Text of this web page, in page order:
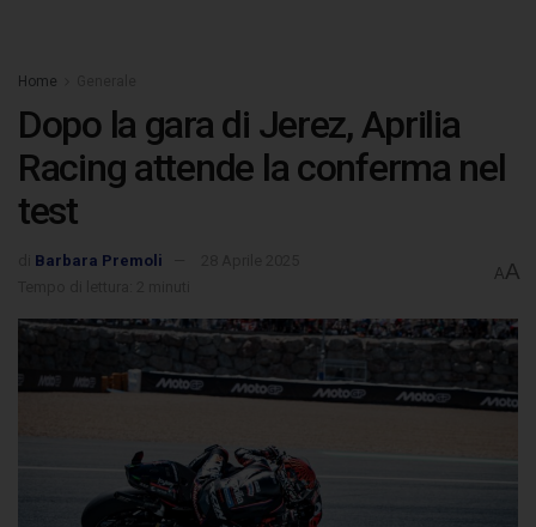
Home
Dopo la gara di Jerez, Aprilia
Racing attende la conferma nel
test
Barbara Premoli
AA